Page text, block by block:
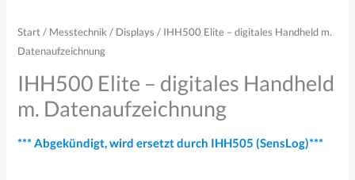
Start / Messtechnik / Displays / IHH500 Elite – digitales Handheld m.
Datenaufzeichnung
IHH500 Elite – digitales Handheld
m. Datenaufzeichnung
*** Abgekündigt, wird ersetzt durch IHH505 (SensLog)***